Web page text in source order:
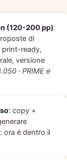
(120-200 pp):
di
print-ready,
versione
· PRIME e
: copy +
ora è dentro il